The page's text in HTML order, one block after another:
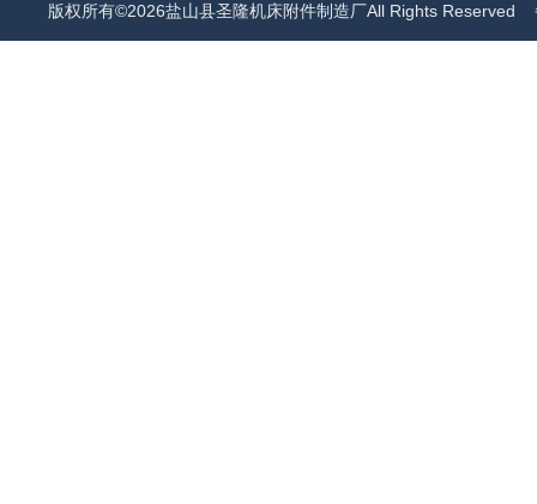
版权所有©2026盐山县圣隆机床附件制造厂All Rights Reserved